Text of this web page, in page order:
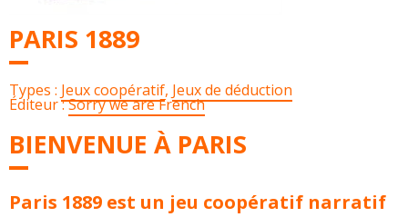
PARIS 1889
Types : Jeux coopératif, Jeux de déduction
Éditeur :Sorry we are French
BIENVENUE À PARIS
Paris 1889 est un jeu coopératif narratif